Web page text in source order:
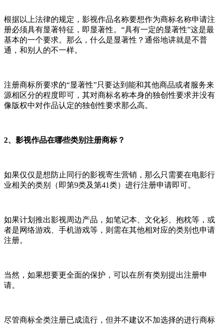
根据以上法律的规定，影视作品名称要想作为商标名称申请注
册必须具有显著特征，即显著性。“具有一定的显著性”这是最
基本的一个要求。那么，什么是显著性？通俗地讲就是不普
通，和别人的不一样。
注册商标所要求的“显著性”只要达到能和其他商品或者服务来
源相区分的程度即可，其对商标名称本身的独创性要求并没有
像版权中对作品认定的独创性要求那么高。
2、影视作品在哪些类别注册商标？
如果仅仅是想防止同行的影视寄生营销，那么只需要在电影行
业相关的类别（即第9类及第41类）进行注册申请即可。
如果计划推出影视周边产品，如笔记本、文化衫、抱枕等，或
者是网络游戏、手机游戏等，则需在其他相对应的类别也申请
注册。
当然，如果想要更全面的保护，可以在所有类别提出注册申
请。
尽管商标全类注册已成流行，但并不建议不加选择的进行商标